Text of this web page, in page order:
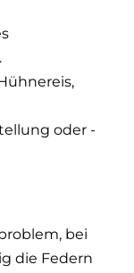
oder -
bei
die Federn